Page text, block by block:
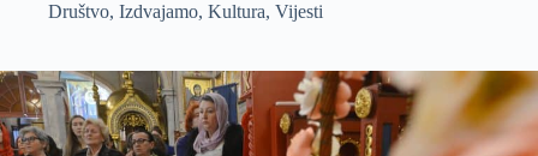
Društvo, Izdvajamo, Kultura, Vijesti